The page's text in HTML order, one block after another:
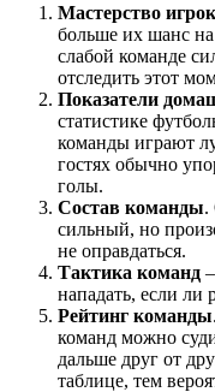
Мастерство
больше их шанс на
слабой команде
отследить этот
Показатели
статистике
команды играют
гостях обычно
голы.
Состав команды.
сильный, но
не оправдаться.
Тактика команд
нападать, если ли
Рейтинг команды
команд можно
дальше друг от
таблице, тем